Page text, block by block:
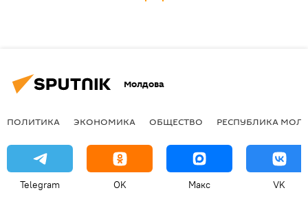
Молдова
ПОЛИТИКА ЭКОНОМИКА ОБЩЕСТВО РЕСПУБЛИКА
Telegram OK Макс VK